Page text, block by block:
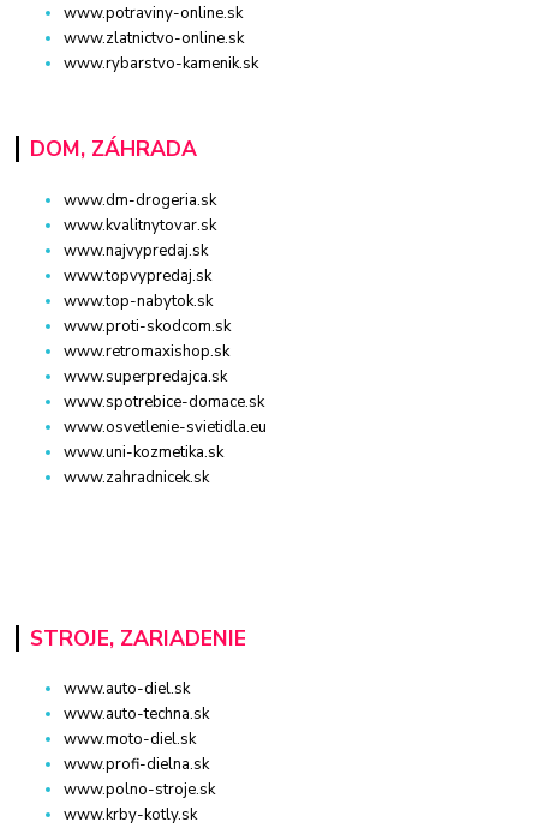
www.potraviny-online.sk
www.zlatnictvo-online.sk
www.rybarstvo-kamenik.sk
DOM, ZÁHRADA
www.dm-drogeria.sk
www.kvalitnytovar.sk
www.najvypredaj.sk
www.topvypredaj.sk
www.top-nabytok.sk
www.proti-skodcom.sk
www.retromaxishop.sk
www.superpredajca.sk
www.spotrebice-domace.sk
www.osvetlenie-svietidla.eu
www.uni-kozmetika.sk
www.zahradnicek.sk
STROJE, ZARIADENIE
www.auto-diel.sk
www.auto-techna.sk
www.moto-diel.sk
www.profi-dielna.sk
www.polno-stroje.sk
www.krby-kotly.sk